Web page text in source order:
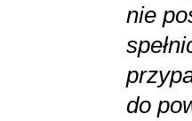
nie
do